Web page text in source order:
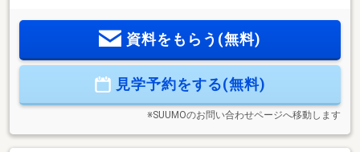
です(*＾＾*)◇全居室収納付きのため、家族それぞれの荷物を
きちんと収納可能です◎■マルエツプチ田端五丁目店/徒歩2
学校/徒歩7分 ■MIWAたばた保育園/徒歩2分 等
資料をもらう(無料)
見学予約をする(無料)
※SUUMOのお問い合わせページへ移動します